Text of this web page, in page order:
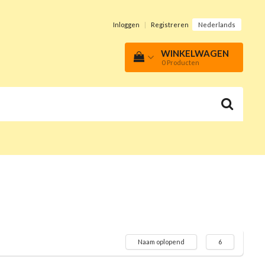
Inloggen | Registreren Nederlands
WINKELWAGEN
0 Producten
Naam oplopend 6